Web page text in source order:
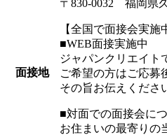
面接地
〒830-0032 福岡県
【全国で面接会実施
■WEB面接実施中
ジャパンクリエイト
ご希望の方はご応募
その旨お伝えくださ
■対面での面接会に
お住まいの最寄りの